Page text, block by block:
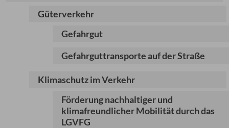
Güterverkehr
Gefahrgut
Gefahrguttransporte auf der Straße
Klimaschutz im Verkehr
Förderung nachhaltiger und
klimafreundlicher Mobilität durch das
LGVFG